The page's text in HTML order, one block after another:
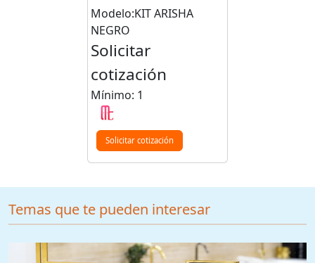
Modelo:KIT ARISHA
NEGRO
Solicitar
cotización
Mínimo: 1
Solicitar cotización
Temas que te pueden interesar